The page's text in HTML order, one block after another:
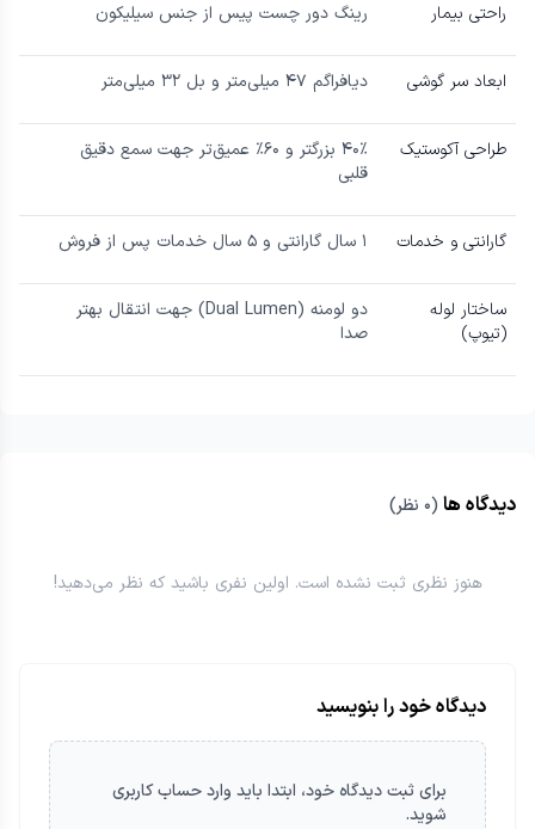
راحتی بیمار رینگ دور چست پیس از جنس سیلیکون
ابعاد سر گوشی دیافراگم ۴۷ میلی‌متر و بل ۳۲ میلی‌متر
طراحی آکوستیک
۴۰٪ بزرگتر و ۶۰٪ عمیق‌تر جهت سمع دقیق
قلبی
گارانتی و خدمات ۱ سال گارانتی و ۵ سال خدمات پس از فروش
ساختار لوله
(تیوپ)
دو لومنه (Dual Lumen) جهت انتقال بهتر
صدا
دیدگاه ها (۰ نظر)
هنوز نظری ثبت نشده است. اولین نفری باشید که نظر می‌دهید!
دیدگاه خود را بنویسید
برای ثبتدیدگاه خود، ابتدا باید وارد حساب کاربری
شوید.